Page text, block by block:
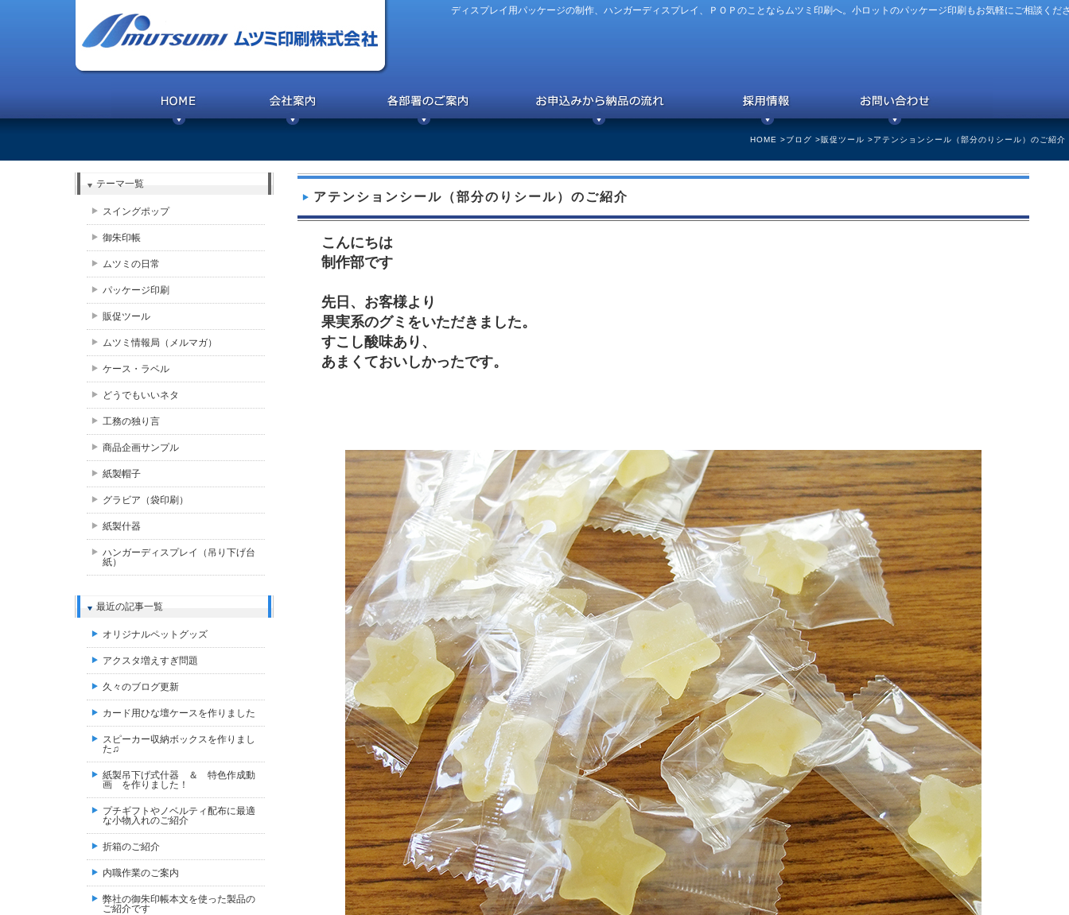
ディスプレイ用パッケージの制作、ハンガーディスプレイ、ＰＯＰのことならムツミ印刷へ。小ロットのパッケージ印刷もお気軽にご相談くだ
HOME >ブログ >販促ツール >アテンションシール（部分のりシール）のご紹介
アテンションシール（部分のりシール）のご紹介
こんにちは
制作部です
先日、お客様より
果実系のグミをいただきました。
すこし酸味あり、
あまくておいしかったです。
テーマ一覧
スイングポップ
御朱印帳
ムツミの日常
パッケージ印刷
販促ツール
ムツミ情報局（メルマガ）
ケース・ラベル
どうでもいいネタ
工務の独り言
商品企画サンプル
紙製帽子
グラビア（袋印刷）
紙製什器
ハンガーディスプレイ（吊り下げ台
紙）
最近の記事一覧
オリジナルペットグッズ
アクスタ増えすぎ問題
久々のブログ更新
カード用ひな壇ケースを作りました
スピーカー収納ボックスを作りまし
た♫
紙製吊下げ式什器 ＆ 特色作成動
画 を作りました！
プチギフトやノベルティ配布に最適
な小物入れのご紹介
折箱のご紹介
内職作業のご案内
弊社の御朱印帳本文を使った製品の
ご紹介です